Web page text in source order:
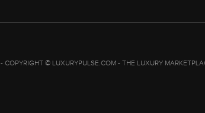
- COPYRIGHT © LUXURYPULSE.COM - THE LUXURY